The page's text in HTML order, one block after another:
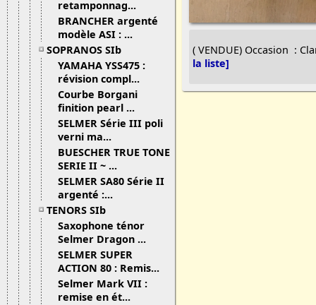
retamponnag...
BRANCHER argenté
modèle ASI : ...
SOPRANOS SIb
YAMAHA YSS475 :
révision compl...
Courbe Borgani
finition pearl ...
SELMER Série III poli
verni ma...
BUESCHER TRUE TONE
SERIE II ~ ...
SELMER SA80 Série II
argenté :...
TENORS SIb
Saxophone ténor
Selmer Dragon ...
SELMER SUPER
ACTION 80 : Remis...
Selmer Mark VII :
remise en ét...
( VENDUE) Occasion :
la liste]